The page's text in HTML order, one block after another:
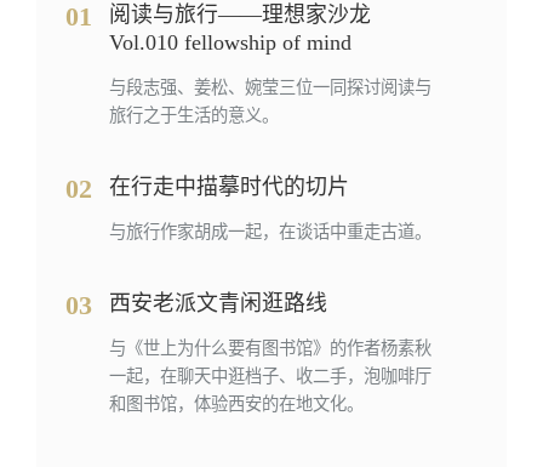
01
阅读与旅行——理想家沙龙
Vol.010 fellowship of mind
与段志强、姜松、婉莹三位一同探讨阅读与
旅行之于生活的意义。
02 在行走中描摹时代的切片
与旅行作家胡成一起，在谈话中重走古道。
03 西安老派文青闲逛路线
与《世上为什么要有图书馆》的作者杨素秋
一起，在聊天中逛档子、收二手，泡咖啡厅
和图书馆，体验西安的在地文化。